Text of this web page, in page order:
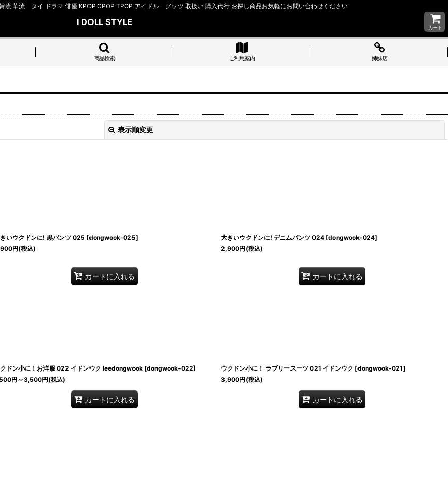
流 華流 タイ ドラマ 俳優 KPOP CPOP TPOP アイドル グッツ 取扱い 購入代行 お探し商品お気軽にお問い合わせください
I DOLL STYLE
カート
商品検索 ご利用案内 姉妹店
表示順変更
いウクドンに! 黒パンツ 025 [dongwook-025]
円(税込)
カートに入れる
大きいウクドンに! デニムパンツ 024 [dongwook-024]
2,900円(税込)
カートに入れる
ドン小に！お洋服 022 イドンウク leedongwook [dongwook-022]
円 ～3,500円(税込)
カートに入れる
ウクドン小に！ ラブリースーツ 021 イドンウク [dongwook-021]
3,900円(税込)
カートに入れる